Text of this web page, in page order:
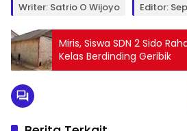
Writer: Satrio O Wijoyo Editor:
Miris, Siswa SDN 2 Sido
Kelas Berdinding Geribik